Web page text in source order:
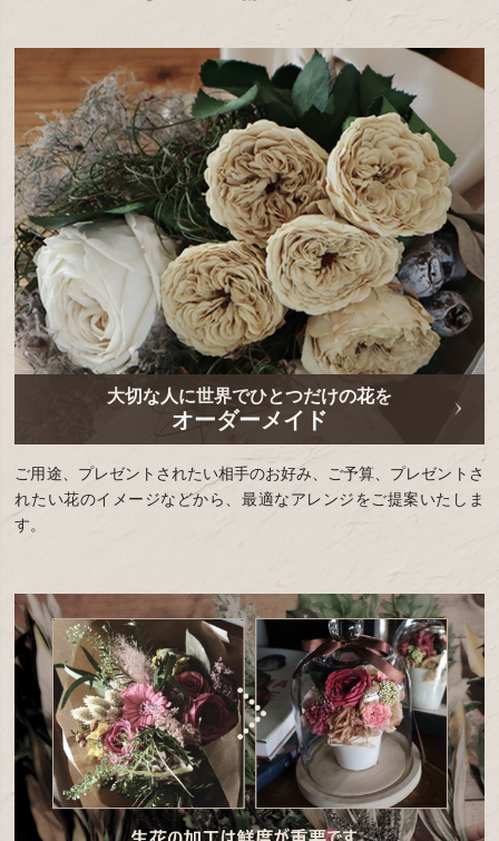
大切な人に世界でひとつだけの花を
オーダーメイド
ご用途、プレゼントされたい相手のお好み、ご予算、プレゼントさ
れたい花のイメージなどから、最適なアレンジをご提案いたしま
す。